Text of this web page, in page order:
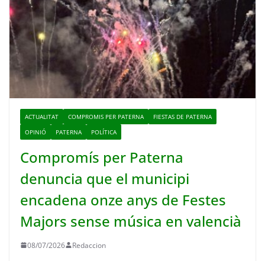
ACTUALITAT COMPROMIS PER PATERNA
FIESTAS DE PATERNA
OPINIÓ
PATERNA POLÍTICA
Compromís per Paterna
denuncia que el municipi
encadena onze anys de Festes
Majors sense música en valencià
08/07/2026 Redaccion